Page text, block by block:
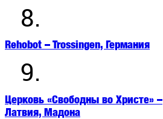
8.
Rehobot – Trossingen, Германия
9.
Церковь «Свободны во Христе» –
Латвия, Мадона